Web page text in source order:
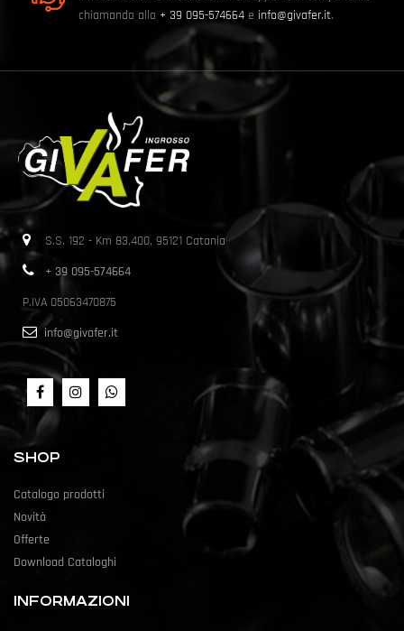
chiamando allo + 39 095-574664 e info@givafer.it.
S.S. 192 - Km 83,400, 95121 Catania
+ 39 095-574664
P.IVA 05063470875
info@givafer.it
SHOP
Catalogo prodotti
Novità
Offerte
Download Cataloghi
INFORMAZIONI